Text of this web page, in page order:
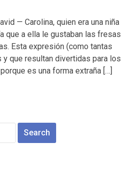
— Carolina, quien era una niña
que a ella le gustaban las fresas
Esta expresión (como tantas
que resultan divertidas para los
es una forma extraña […]